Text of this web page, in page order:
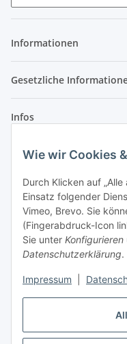
Wie wir Cookies
Durch Klicken auf
Einsatz folgender
Vimeo, Brevo. Sie
(Fingerabdruck-Icon
Sie unter Konfigurieren
Datenschutzerklärung.
Impressum
Informationen
Gesetzliche
Infos
Laden -
Montag 09:00Uhr
Dienstag
09:00 Uhr
Mittwoch
09:00 Uhr
Donnerstag
09:00 Uhr
Freitag
09:00 Uhr
Samstag
09:00 Uhr